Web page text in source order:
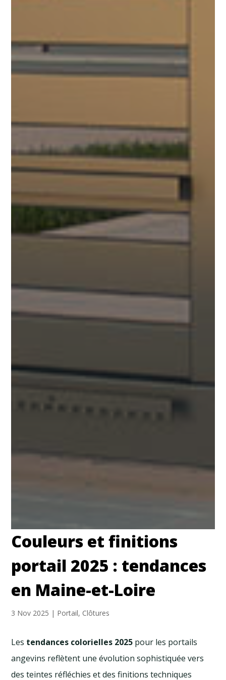
Couleurs et finitions
portail 2025 : tendances
en Maine-et-Loire
3 Nov 2025 | Portail, Clôtures
Les tendances colorielles 2025 pour les portails
angevins reflètent une évolution sophistiquée vers
des teintes réfléchies et des finitions techniques